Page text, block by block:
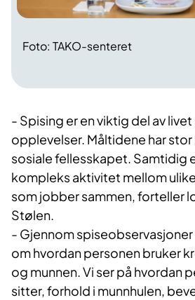
Foto: TAKO-senteret
- Spising er en viktig del av
opplevelser. Måltidene har
sosiale fellesskapet. Samtidig
kompleks aktivitet mellom
som jobber sammen, forteller
Stølen.
- Gjennom spiseobservasjoner
om hvordan personen bruker
og munnen. Vi ser på hvordan
sitter, forhold i munnhulen,